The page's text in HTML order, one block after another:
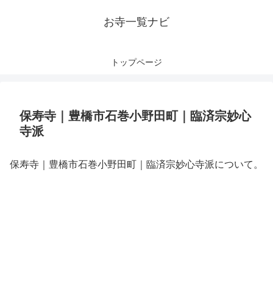
お寺一覧ナビ
トップページ
保寿寺｜豊橋市石巻小野田町｜臨済宗妙心
寺派
保寿寺｜豊橋市石巻小野田町｜臨済宗妙心寺派について。